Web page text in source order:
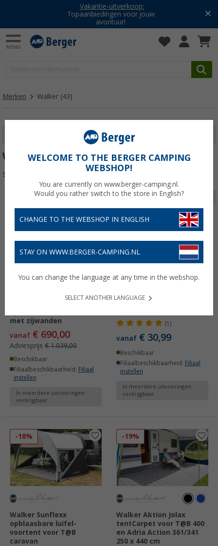
Vakantie-uitverkoop:
Topaanbiedingen voor jouw
avontuur!
Merken Walker (43)
FILTER WEERGEVEN
WALKER
Sorteren:
Pagina 1 van 2
-33%
met zijwanden
vanaf € 690,00
Adviesprijs € 1.039,00
Beschikbaar
Filiaalbeschikbaarheid: Filiaal
instellen
In meerdere uitvoeringen
verkrijgbaar
Walker Easy Lock
(1)
vanaf € 30,99
Beschikbaar
Filiaalbeschikbaarheid: Filiaal
instellen
In meerdere uitvoeringen
verkrijgbaar
-18%
Walker Sunflexx
opblaasbare luifel-
voortent voor T@B
caravan
-19%
Walker Aktion Jolax
tentCarpet voor T@B 400
en Adria Action 361/341
250 x 440 cm
WELCOME TO THE BERGER CAMPING
WEBSHOP!
You are currently on www.berger-camping.nl.
Would you rather switch to the store in English?
CHANGE TO THE WEBSHOP IN ENGLISH
STAY ON WWW.BERGER-CAMPING.NL
You can change the language at any time in the webshop.
SELECT ANOTHER LANGUAGE